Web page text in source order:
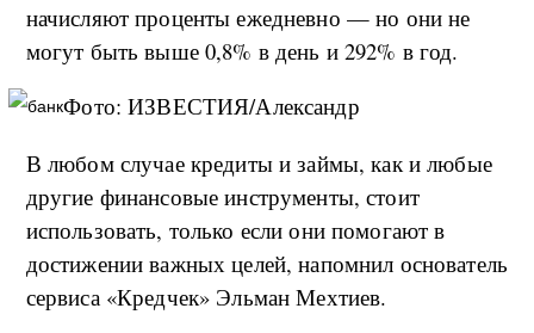
начисляют проценты ежедневно — но они не
могут быть выше 0,8% в день и 292% в год.
Фото: ИЗВЕСТИЯ/Александр
В любом случае кредиты и займы, как и любые
другие финансовые инструменты, стоит
использовать, только если они помогают в
достижении важных целей, напомнил основатель
сервиса «Кредчек» Эльман Мехтиев.